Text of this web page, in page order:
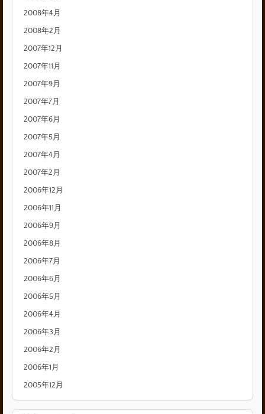
2008年4月
2008年2月
2007年12月
2007年11月
2007年9月
2007年7月
2007年6月
2007年5月
2007年4月
2007年2月
2006年12月
2006年11月
2006年9月
2006年8月
2006年7月
2006年6月
2006年5月
2006年4月
2006年3月
2006年2月
2006年1月
2005年12月